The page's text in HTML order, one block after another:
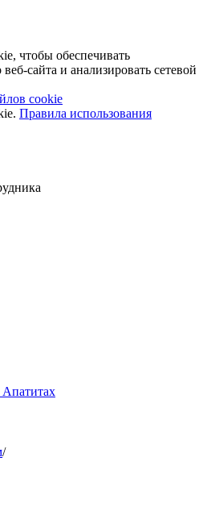
чтобы обеспечивать
сайта и анализировать сетевой
cookie
Правила использования
/